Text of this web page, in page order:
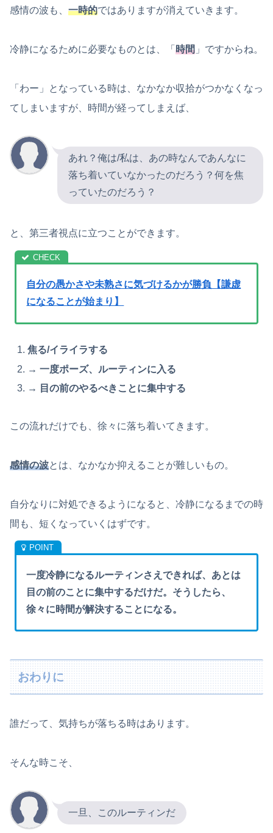
感情の波も、 一時的ではありますが消えていきます。
冷静になるために必要なものとは、「 時間 」ですからね。
「わー」となっている時は、なかなか収拾がつかなくなっ
てしまいますが、時間が経ってしまえば、
あれ？俺は/私は、あの時なんであんなに
落ち着いていなかったのだろう？何を焦
っていたのだろう？
と、第三者視点に立つことができます。
自分の愚かさや未熟さに気づけるかが勝負【謙虚
になることが始まり】
焦る/イライラする
→ 一度ポーズ、ルーティンに入る
→ 目の前のやるべきことに集中する
この流れだけでも、徐々に落ち着いてきます。
感情の波とは、なかなか抑えることが難しいもの。
自分なりに対処できるようになると、冷静になるまでの時
間も、短くなっていくはずです。
一度冷静になるルーティンさえできれば、あとは
目の前のことに集中するだけだ。そうしたら、
徐々に時間が解決することになる。
おわりに
誰だって、気持ちが落ちる時はあります。
そんな時こそ、
一旦、このルーティンだ